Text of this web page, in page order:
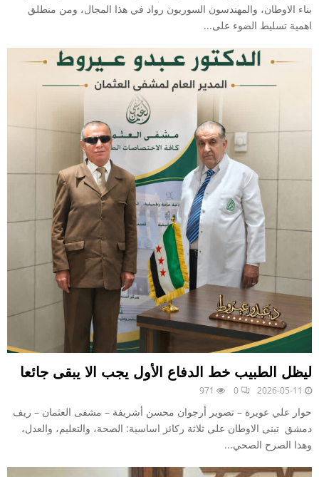
بناء الاوطان، والمهندسون السوريون رواد في هذا المجال، ومن منطلق
اهمية تسليط الضوء على...
ليظل الطبيب خط الدفاع الأول يجب الا يبقى جائعا
2026-05-11
0
971
حوار علي عويرة – تصوير أرجوان محسن أشريفة – مشفى العثمان – ريف
دمشق تبنى الاوطان على ثلاثة ركائز اساسية: الصحة، والتعليم، والعدل،
وهذا الصرح الصحي...